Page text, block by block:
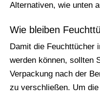
Alternativen, wie unten
Wie bleiben
Damit die Feuchttücher
werden können, sollten
Verpackung nach der
zu verschließen. Um